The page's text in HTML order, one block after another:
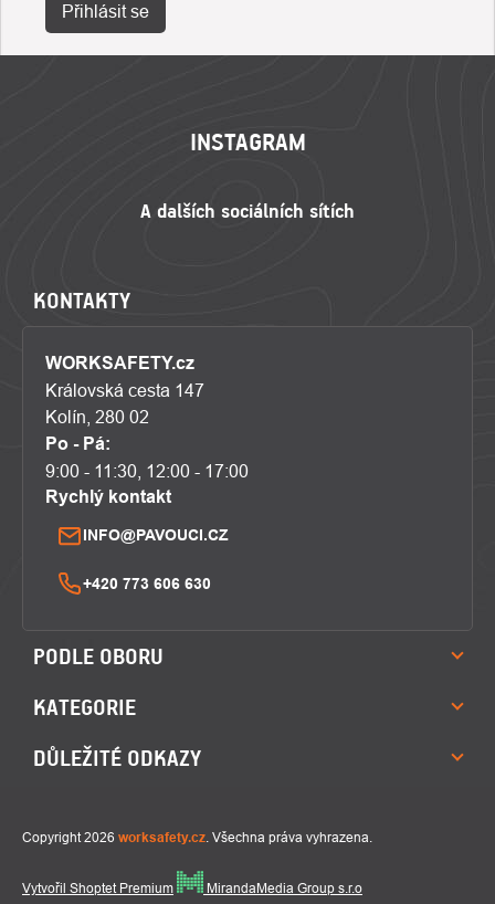
Přihlásit se
INSTAGRAM
KONTAKTY
WORKSAFETY.cz
Královská cesta 147
Kolín, 280 02
Po - Pá:
9:00 - 11:30, 12:00 - 17:00
Rychlý kontakt
INFO@PAVOUCI.CZ
+420 773 606 630
PODLE OBORU
KATEGORIE
DŮLEŽITÉ ODKAZY
Vytvořil Shoptet Premium MirandaMedia Group s.r.o
Copyright 2026 worksafety.cz. Všechna práva vyhrazena.